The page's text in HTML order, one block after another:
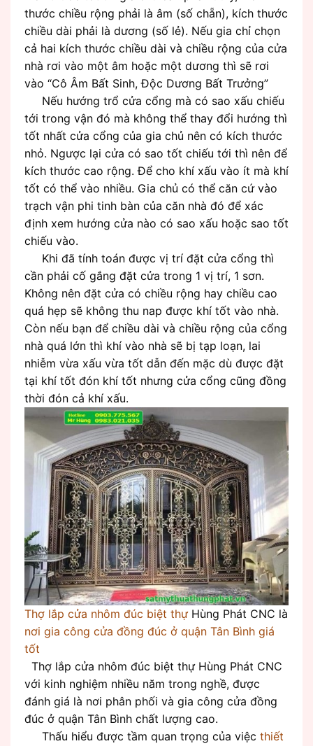
thước chiều rộng phải là âm (số chẵn), kích thước
chiều dài phải là dương (số lẻ). Nếu gia chỉ chọn
cả hai kích thước chiều dài và chiều rộng của cửa
nhà rơi vào một âm hoặc một dương thì sẽ rơi
vào “Cô Âm Bất Sinh, Độc Dương Bất Trưởng”
Nếu hướng trổ cửa cổng mà có sao xấu chiếu
tới trong vận đó mà không thể thay đổi hướng thì
tốt nhất cửa cổng của gia chủ nên có kích thước
nhỏ. Ngược lại cửa có sao tốt chiếu tới thì nên để
kích thước cao rộng. Để cho khí xấu vào ít mà khí
tốt có thể vào nhiều. Gia chủ có thể căn cứ vào
trạch vận phi tinh bàn của căn nhà đó để xác
định xem hướng cửa nào có sao xấu hoặc sao tốt
chiếu vào.
Khi đã tính toán được vị trí đặt cửa cổng thì
cần phải cố gắng đặt cửa trong 1 vị trí, 1 sơn.
Không nên đặt cửa có chiều rộng hay chiều cao
quá hẹp sẽ không thu nap được khí tốt vào nhà.
Còn nếu bạn để chiều dài và chiều rộng của cổng
nhà quá lớn thì khí vào nhà sẽ bị tạp loạn, lai
nhiễm vừa xấu vừa tốt dẫn đến mặc dù được đặt
tại khí tốt đón khí tốt nhưng cửa cổng cũng đồng
thời đón cả khí xấu.
Thợ lắp cửa nhôm đúc biệt thựHùng Phát CNC là
nơi gia công cửa đồng đúc ở quận Tân Bình giá
tốt
Thợ lắp cửa nhôm đúc biệt thự Hùng Phát CNC
với kinh nghiệm nhiều năm trong nghề, được
đánh giá là nơi phân phối và gia công cửa đồng
đúc ở quận Tân Bình chất lượng cao.
Thấu hiểu được tầm quan trọng của việc thiết